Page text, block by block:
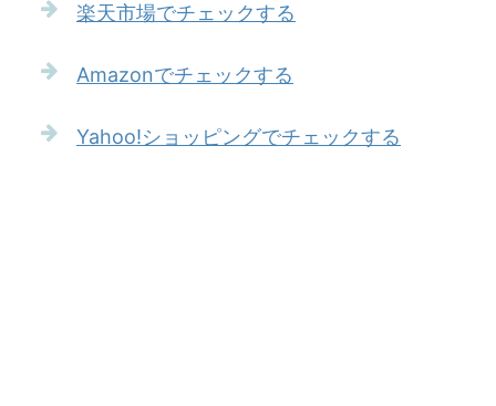
楽天市場でチェックする
Amazonでチェックする
Yahoo!ショッピングでチェックする